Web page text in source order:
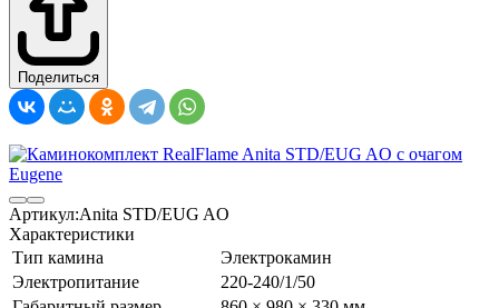
Поделиться
Артикул:Anita STD/EUG AO
Характеристики
Тип камина
Электрокамин
Электропитание
220-240/1/50